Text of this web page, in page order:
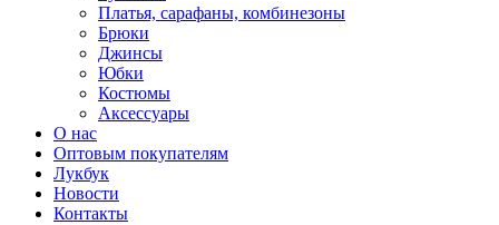
Платья, сарафаны, комбинезоны
Брюки
Джинсы
Юбки
Костюмы
Аксессуары
О нас
Оптовым покупателям
Лукбук
Новости
Контакты